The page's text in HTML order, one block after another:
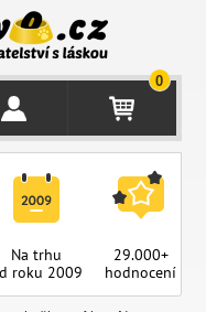
0
Na trhu
roku 2009
29.000+
hodnocení